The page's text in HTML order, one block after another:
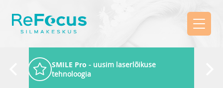
SMILE Pro - uusim laserlõikuse
tehnoloogia